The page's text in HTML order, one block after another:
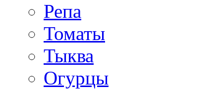
Репа
Томаты
Тыква
Огурцы